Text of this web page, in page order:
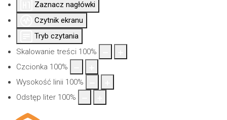
Zaznacz nagłówki
Czytnik ekranu
Tryb czytania
Skalowanie treści 100%
Czcionka 100%
Wysokość linii 100%
Odstęp liter 100%
Izba
siedziba